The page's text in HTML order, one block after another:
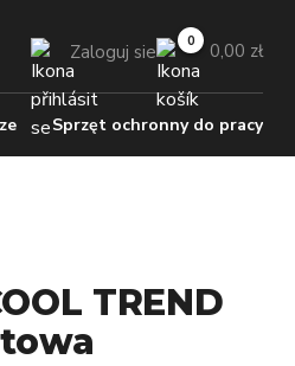
Zaloguj sie 0,00 zł
Sprzęt ochronny do pracy
TREND